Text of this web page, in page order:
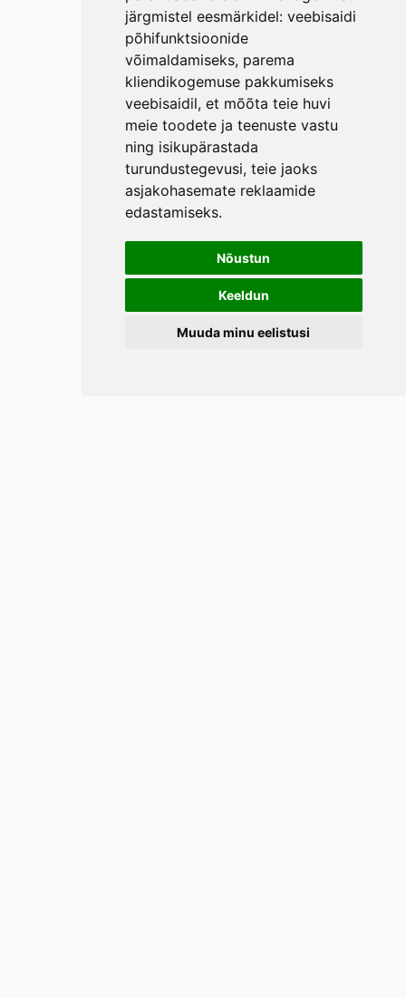
järgmistel eesmärkidel: veebisaidi
põhifunktsioonide
võimaldamiseks, parema
kliendikogemuse pakkumiseks
veebisaidil, et mõõta teie huvi
meie toodete ja teenuste vastu
ning isikupärastada
turundustegevusi, teie jaoks
asjakohasemate reklaamide
edastamiseks.
Nõustun
Keeldun
Muuda minu eelistusi